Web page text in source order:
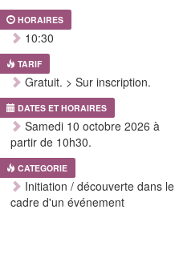
HORAIRES
10:30
TARIF
Gratuit. > Sur inscription.
DATES ET HORAIRES
Samedi 10 octobre 2026 à
partir de 10h30.
CATEGORIE
Initiation / découverte dans le
cadre d'un événement